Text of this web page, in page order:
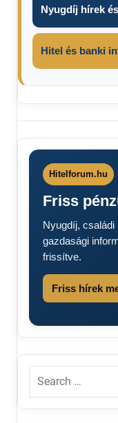
Nyugdíj hírek
Hitel és banki
meleg
Hitelforum.hu
Friss
Nyugdíj, családi
gazdasági
frissítve.
Friss hírek
Search